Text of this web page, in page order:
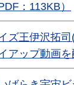
：113KB）
ズ王伊沢拓
アップ動画を